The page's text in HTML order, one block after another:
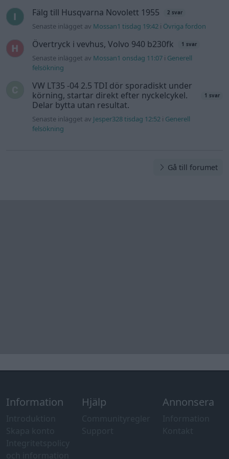
Fälg till Husqvarna Novolett 1955 2 svar
Senaste inlägget av Mossan1 tisdag 19:42 i Övriga fordon
Övertryck i vevhus, Volvo 940 b230fk 1 svar
Senaste inlägget av Mossan1 onsdag 11:07 i Generell
felsökning
VW LT35 -04 2.5 TDI dör sporadiskt under
körning, startar direkt efter nyckelcykel.
Delar bytta utan resultat.
1 svar
Senaste inlägget av Jesper328 tisdag 12:52 i Generell
felsökning
Gå till forumet
Information Hjälp Annonsera